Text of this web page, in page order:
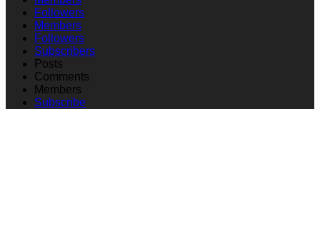
Followers
Members
Followers
Subscribers
Posts
Comments
Members
Subscribe